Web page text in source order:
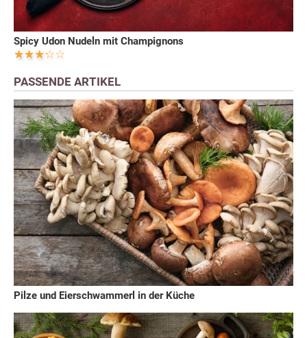
Spicy Udon Nudeln mit Champignons
PASSENDE ARTIKEL
Pilze und Eierschwammerl in der Küche